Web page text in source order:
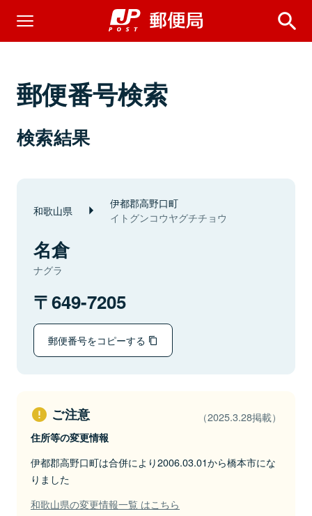
郵便番号検索
検索結果
和歌山県 伊都郡高野口町
イトグンコウヤグチチョウ
名倉
ナグラ
649-7205
郵便番号をコピーする
ご注意 （2025.3.28掲載）
住所等の変更情報
伊都郡高野口町は合併により2006.03.01から橋本市にな
りました
和歌山県の変更情報一覧 はこちら